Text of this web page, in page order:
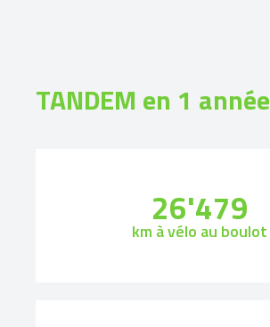
TANDEM en 1 année
26'479
km à vélo au boulot